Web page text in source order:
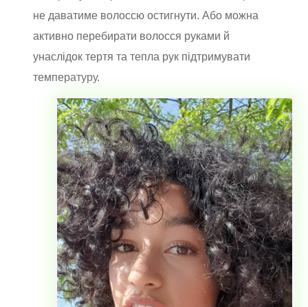
не даватиме волоссю остигнути. Або можна
активно перебирати волосся руками й
унаслідок тертя та тепла рук підтримувати
температуру.